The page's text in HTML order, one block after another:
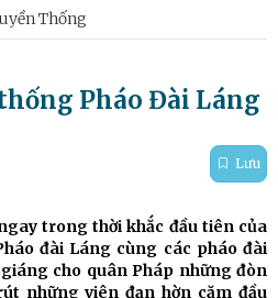
Thống
Pháo Đài Láng
Lưu
trong thời khắc đầu tiên của
đài Láng cùng các pháo đài
cho quân Pháp những đòn
những viên đạn hờn căm đầu